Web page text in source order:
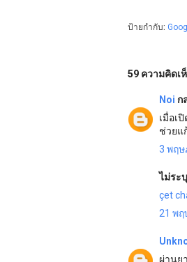
ป้ายกำกับ:
59 ความคิดเ
Noi ก
เมื่อเ
ช่วยแ
3 พฤษ
ไม่ระ
çet
21 พฤ
ผ่านย